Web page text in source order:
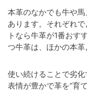
本革のなかでも牛や
あります。それぞれ
トなら牛革が1番おす
つ牛革は、ほかの本革
使い続けることで劣化
表情が豊かで革を“育